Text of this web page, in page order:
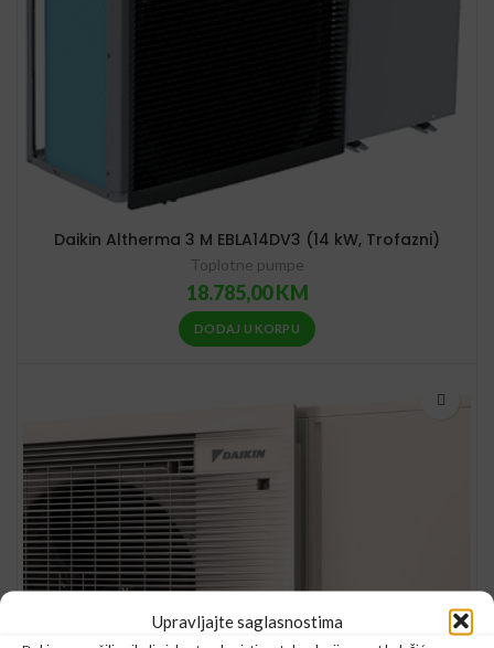
Upravljajte saglasnostima
Daikin Altherma 3 M EBLA14DV3 (14 kW, Trofazni)
Toplotne pumpe
18.785,00KM
DODAJ U KORPU